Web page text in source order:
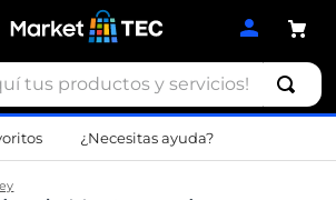
tus productos y servicios!
¿Necesitas ayuda?